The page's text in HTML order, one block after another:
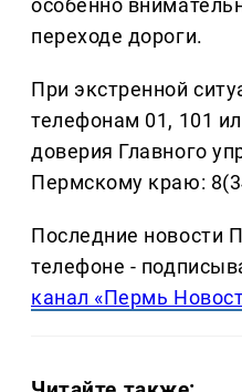
переходе дороги.
При экстренной
телефонам 01, 101
доверия Главного
Пермскому краю:
Последние новости
телефоне -
канал «Пермь